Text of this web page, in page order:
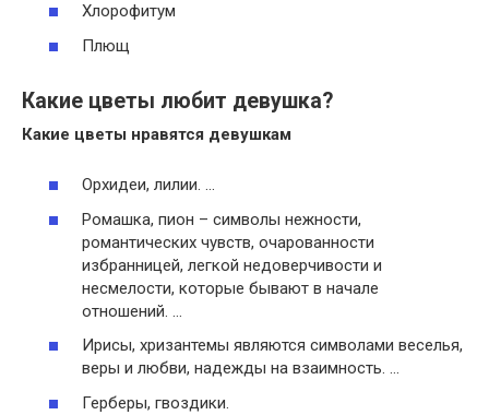
Хлорофитум
Плющ
Какие цветы любит девушка?
Какие цветы нравятся девушкам
Орхидеи, лилии. …
Ромашка, пион – символы нежности,
романтических чувств, очарованности
избранницей, легкой недоверчивости и
несмелости, которые бывают в начале
отношений. …
Ирисы, хризантемы являются символами веселья,
веры и любви, надежды на взаимность. …
Герберы, гвоздики.